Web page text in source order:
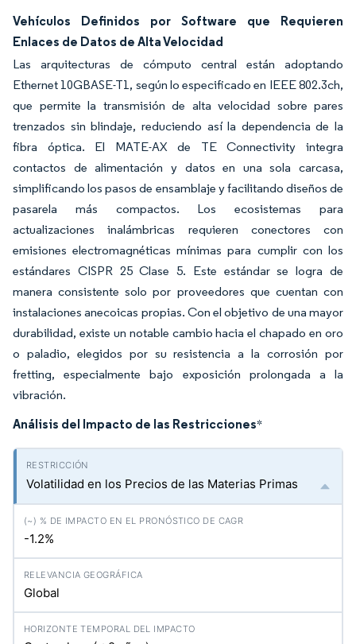
Vehículos Definidos por Software que Requieren
Enlaces de Datos de Alta Velocidad
Las arquitecturas de cómputo central están adoptando
Ethernet 10GBASE-T1, según lo especificado en IEEE 802.3ch,
que permite la transmisión de alta velocidad sobre pares
trenzados sin blindaje, reduciendo así la dependencia de la
fibra óptica. El MATE-AX de TE Connectivity integra
contactos de alimentación y datos en una sola carcasa,
simplificando los pasos de ensamblaje y facilitando diseños de
pasarela más compactos. Los ecosistemas para
actualizaciones inalámbricas requieren conectores con
emisiones electromagnéticas mínimas para cumplir con los
estándares CISPR 25 Clase 5. Este estándar se logra de
manera consistente solo por proveedores que cuentan con
instalaciones anecoicas propias. Con el objetivo de una mayor
durabilidad, existe un notable cambio hacia el chapado en oro
o paladio, elegidos por su resistencia a la corrosión por
fretting, especialmente bajo exposición prolongada a la
vibración.
Análisis del Impacto de las Restricciones*
Volatilidad en los Precios de las Materias Primas
-1.2%
Global